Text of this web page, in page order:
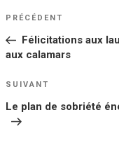
NAVIGATION
DE
L’ARTICLE
Article
PRÉCÉDENT
Félicitations aux
aux calamars
Article
SUIVANT
Le plan de sobriété